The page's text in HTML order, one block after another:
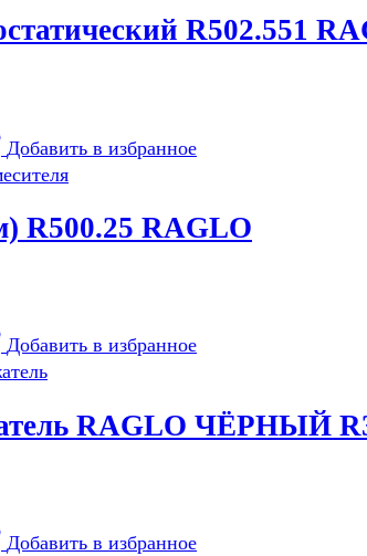
R502.551
Добавить в избранное
R500.25 RAGLO
Добавить в избранное
RAGLO ЧЁРНЫЙ
Добавить в избранное